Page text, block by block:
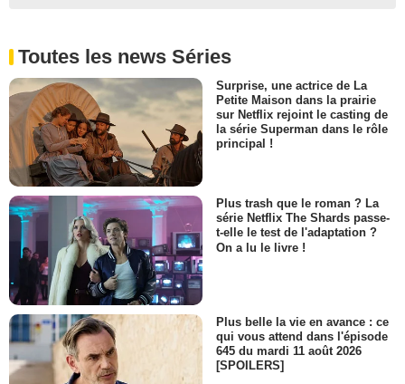
Toutes les news Séries
Surprise, une actrice de La
Petite Maison dans la prairie
sur Netflix rejoint le casting de
la série Superman dans le rôle
principal !
Plus trash que le roman ? La
série Netflix The Shards passe-
t-elle le test de l'adaptation ?
On a lu le livre !
Plus belle la vie en avance : ce
qui vous attend dans l'épisode
645 du mardi 11 août 2026
[SPOILERS]